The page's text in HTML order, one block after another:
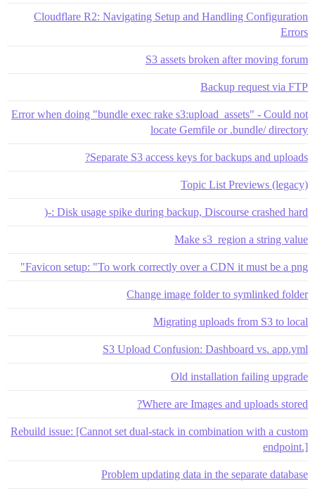
Cloudflare R2: Navigating Setup and Handling Configuration
Errors
S3 assets broken after moving forum
Backup request via FTP
Error when doing "bundle exec rake s3:upload_assets" - Could not
locate Gemfile or .bundle/ directory
Separate S3 access keys for backups and uploads?
Topic List Previews (legacy)
Disk usage spike during backup, Discourse crashed hard :-(
Make s3_region a string value
Favicon setup: "To work correctly over a CDN it must be a png"
Change image folder to symlinked folder
Migrating uploads from S3 to local
S3 Upload Confusion: Dashboard vs. app.yml
Old installation failing upgrade
Where are Images and uploads stored?
Rebuild issue: [Cannot set dual-stack in combination with a custom
endpoint.]
Problem updating data in the separate database